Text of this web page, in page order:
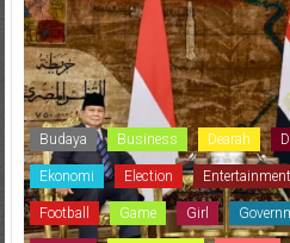
Budaya Business Dearah
Ekonomi Election Entertainment
Football Game Girl